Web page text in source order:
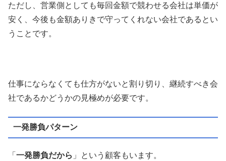
ただし、営業側としても毎回金額で競わせる会社は単価が
安く、今後も金額ありきで守ってくれない会社であるとい
うことです。
仕事にならなくても仕方がないと割り切り、継続すべき会
社であるかどうかの見極めが必要です。
一発勝負パターン
「 一発勝負だから 」という顧客もいます。